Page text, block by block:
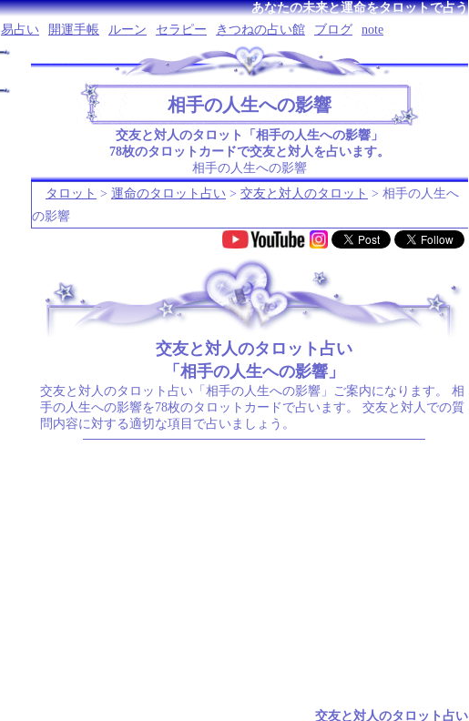
あなたの未来と運命をタロットで占う
易占い 開運手帳 ルーン セラピー きつねの占い館 ブログ note
相手の人生への影響
交友と対人のタロット「相手の人生への影響」
78枚のタロットカードで交友と対人を占います。
相手の人生への影響
タロット > 運命のタロット占い > 交友と対人のタロット > 相手の人生へ
の影響
.
交友と対人のタロット占い
「相手の人生への影響」
交友と対人のタロット占い「相手の人生への影響」ご案内になります。 相
手の人生への影響を78枚のタロットカードで占います。 交友と対人での質
問内容に対する適切な項目で占いましょう。
交友と対人のタロット占い